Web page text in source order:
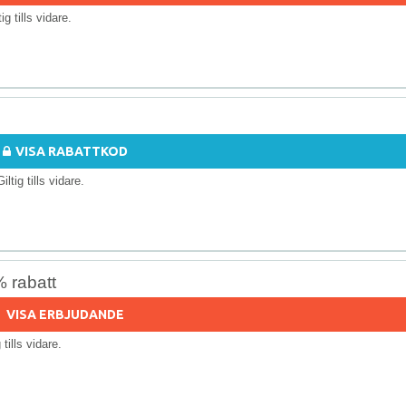
tills vidare.
VISA RABATTKOD
tills vidare.
rabatt
VISA ERBJUDANDE
tills vidare.